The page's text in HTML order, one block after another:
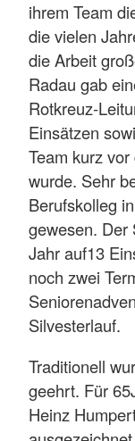
ihrem Team
die vielen
die Arbeit
Radau gab
Rotkreuz-
Einsätzen
Team kurz
wurde. Sehr
Berufskolleg
gewesen. Der
Jahr auf13
noch zwei
Silvesterlauf.
Traditionell
geehrt. Für
Heinz